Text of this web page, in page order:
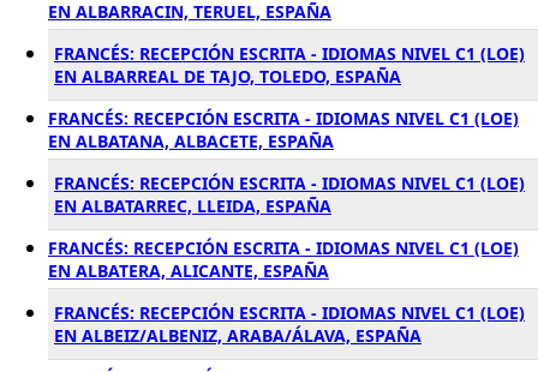
EN ALBARRACIN, TERUEL, ESPAÑA
FRANCÉS: RECEPCIÓN ESCRITA - IDIOMAS NIVEL C1 (LOE)
EN ALBARREAL DE TAJO, TOLEDO, ESPAÑA
FRANCÉS: RECEPCIÓN ESCRITA - IDIOMAS NIVEL C1 (LOE)
EN ALBATANA, ALBACETE, ESPAÑA
FRANCÉS: RECEPCIÓN ESCRITA - IDIOMAS NIVEL C1 (LOE)
EN ALBATARREC, LLEIDA, ESPAÑA
FRANCÉS: RECEPCIÓN ESCRITA - IDIOMAS NIVEL C1 (LOE)
EN ALBATERA, ALICANTE, ESPAÑA
FRANCÉS: RECEPCIÓN ESCRITA - IDIOMAS NIVEL C1 (LOE)
EN ALBEIZ/ALBENIZ, ARABA/ÁLAVA, ESPAÑA